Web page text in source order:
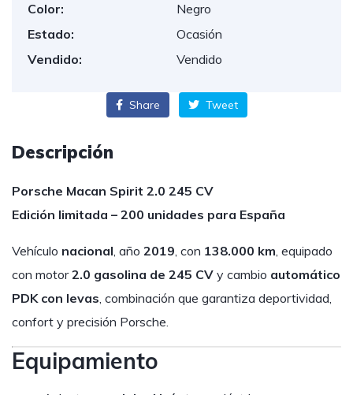
Color:
Negro
Estado:
Ocasión
Vendido:
Vendido
Share Tweet
Descripción
Porsche Macan Spirit 2.0 245 CV
Edición limitada – 200 unidades para España
Vehículo nacional, año 2019, con 138.000 km, equipado
con motor2.0 gasolina de 245 CV y cambio automático
PDK con levas, combinación que garantiza deportividad,
confort y precisión Porsche.
Equipamiento